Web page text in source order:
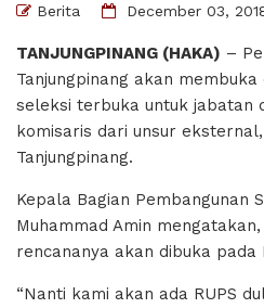
Berita December 03,
TANJUNGPINANG (HAKA) –
Tanjungpinang akan
seleksi terbuka untuk jabatan
komisaris dari unsur
Tanjungpinang.
Kepala Bagian Pembangunan
Muhammad Amin
rencananya akan dibuka pada
“Nanti kami akan ada RUPS